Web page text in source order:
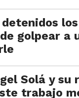
detenidos
golpear a
Solá y su
trabajo